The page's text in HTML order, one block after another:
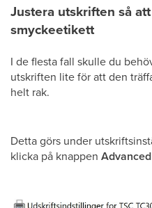
Justera utskriften så
smyckeetikett
I de flesta fall skulle du
utskriften lite för att den
helt rak.
Detta görs under
klicka på knappen